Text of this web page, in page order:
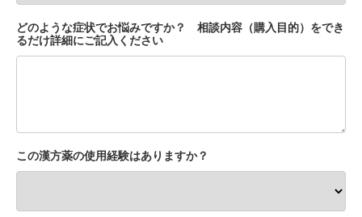
どのような症状でお悩みですか？ 相談内容（購入目的）をでき
るだけ詳細にご記入ください
この漢方薬の使用経験はありますか？